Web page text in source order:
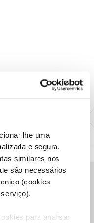
lhe uma
e segura.
similares nos
são necessários
(cookies
para analisar
Mais antigos primeiro
:)